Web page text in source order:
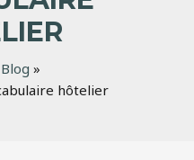
Blog
hôtelier